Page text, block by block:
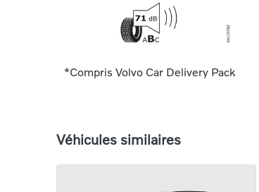
*Compris Volvo Car Delivery Pack
Véhicules similaires